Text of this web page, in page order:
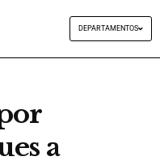
DEPARTAMENTOS
a